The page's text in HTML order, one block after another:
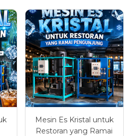
Mesin Es Kristal untuk
Restoran yang Ramai